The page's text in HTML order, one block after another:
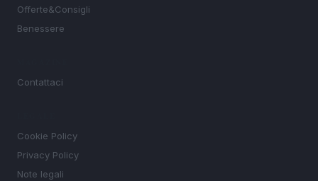
Offerte&Consigli
Benessere
Contattaci
Cookie Policy
Privacy Policy
Note legali